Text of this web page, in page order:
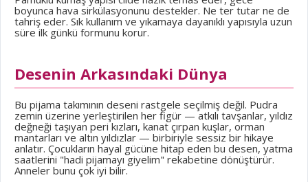
boyunca hava sirkülasyonunu destekler. Ne ter tutar ne de
tahriş eder. Sık kullanım ve yıkamaya dayanıklı yapısıyla uzun
süre ilk günkü formunu korur.
Desenin Arkasındaki Dünya
Bu pijama takımının deseni rastgele seçilmiş değil. Pudra
zemin üzerine yerleştirilen her figür — atkılı tavşanlar, yıldız
değneği taşıyan peri kızları, kanat çırpan kuşlar, orman
mantarları ve altın yıldızlar — birbiriyle sessiz bir hikaye
anlatır. Çocukların hayal gücüne hitap eden bu desen, yatma
saatlerini "hadi pijamayı giyelim" rekabetine dönüştürür.
Anneler bunu çok iyi bilir.